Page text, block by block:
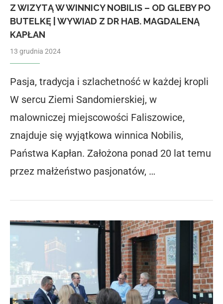
Z WIZYTĄ W WINNICY NOBILIS – OD GLEBY PO
BUTELKĘ | WYWIAD Z DR HAB. MAGDALENĄ
KAPŁAN
13 grudnia 2024
Pasja, tradycja i szlachetność w każdej kropli
W sercu Ziemi Sandomierskiej, w
malowniczej miejscowości Faliszowice,
znajduje się wyjątkowa winnica Nobilis,
Państwa Kapłan. Założona ponad 20 lat temu
przez małżeństwo pasjonatów, …